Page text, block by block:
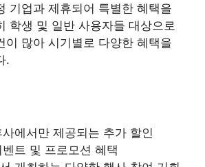
기업과 제휴되어 특별한 혜택을
학생 및 일반 사용자들 대상으로
이 많아 시기별로 다양한 혜택을
.
에서만 제공되는 추가 할인
트 및 프로모션 혜택